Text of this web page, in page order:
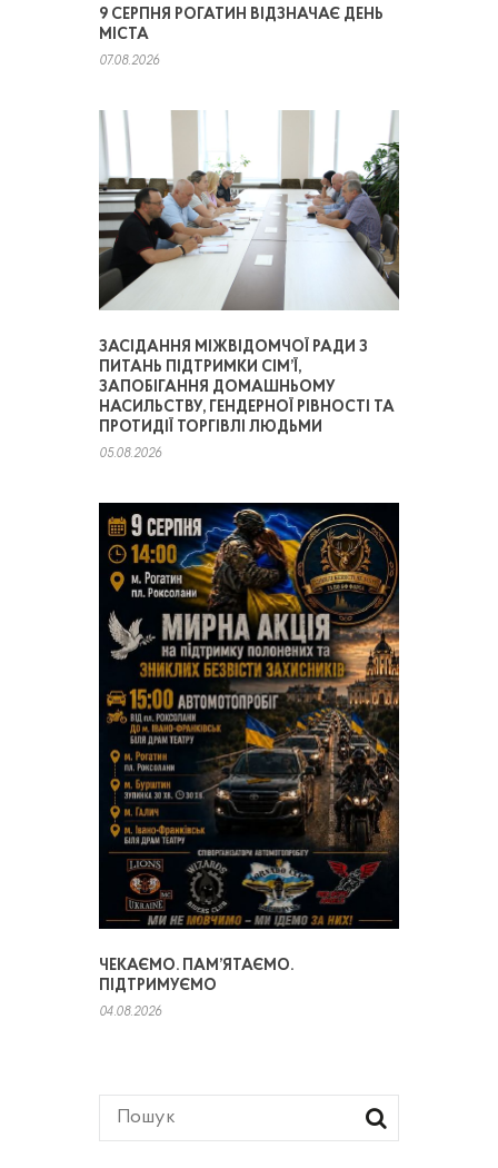
9 СЕРПНЯ РОГАТИН ВІДЗНАЧАЄ ДЕНЬ
МІСТА
07.08.2026
ЗАСІДАННЯ МІЖВІДОМЧОЇ РАДИ З
ПИТАНЬ ПІДТРИМКИ СІМ’Ї,
ЗАПОБІГАННЯ ДОМАШНЬОМУ
НАСИЛЬСТВУ, ГЕНДЕРНОЇ РІВНОСТІ ТА
ПРОТИДІЇ ТОРГІВЛІ ЛЮДЬМИ
05.08.2026
ЧЕКАЄМО. ПАМ’ЯТАЄМО.
ПІДТРИМУЄМО
04.08.2026